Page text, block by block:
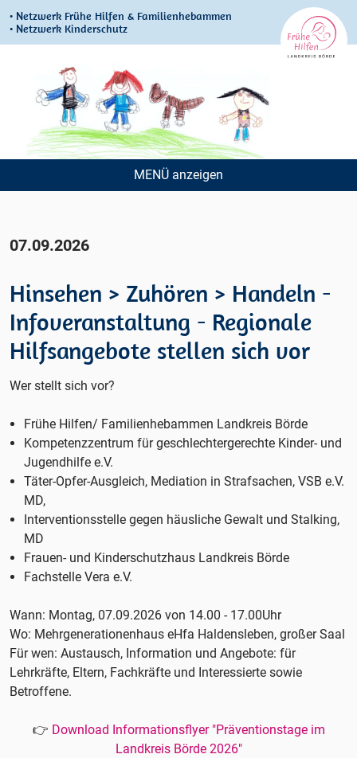
• Netzwerk Frühe Hilfen & Familienhebammen
• Netzwerk Kinderschutz
Navigation
MENÜ
07.09.2026
Hinsehen > Zuhören > Handeln -
Infoveranstaltung - Regionale
Hilfsangebote stellen sich vor
Wer stellt sich vor?
Frühe Hilfen/ Familienhebammen Landkreis Börde
Kompetenzzentrum für geschlechtergerechte Kinder- und
Jugendhilfe e.V.
Täter-Opfer-Ausgleich, Mediation in Strafsachen, VSB e.V.
MD,
Interventionsstelle gegen häusliche Gewalt und Stalking,
MD
Frauen- und Kinderschutzhaus Landkreis Börde
Fachstelle Vera e.V.
Wann: Montag, 07.09.2026 von 14.00 - 17.00Uhr
Wo: Mehrgenerationenhaus eHfa Haldensleben, großer Saal
Für wen: Austausch, Information und Angebote: für
Lehrkräfte, Eltern, Fachkräfte und Interessierte sowie
Betroffene.
👉 Download Informationsflyer "Präventionstage im
Landkreis Börde 2026"